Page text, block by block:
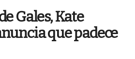
Gales, Kate
que padece